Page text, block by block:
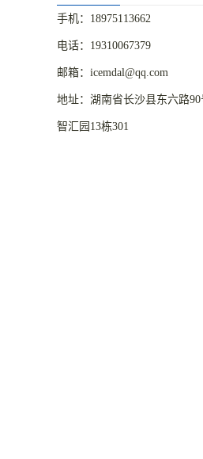
手机：18975113662
电话：19310067379
邮箱：icemdal@qq.com
地址：湖南省长沙县东六路
智汇园13栋301